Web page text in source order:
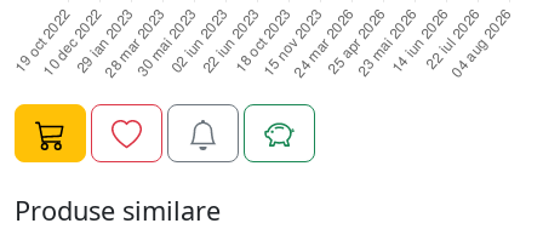
lampa UV 2 min;6. Daca se doreste obtinerea unei
nuante mai intense se aplica un al doilea strat si se
usuca din nou 2 min la lampa UV;7. Pentru pastrarea
unui luciu puternic se aplica un strat de top coat care se
usuca 2 min in lampa UV;8. Se degreseaza unghia
pentru eliminarea stratului lipicios si se maseaza
cuticula cu un ulei hidratant.Gramaj: 10ml.
Produse similare